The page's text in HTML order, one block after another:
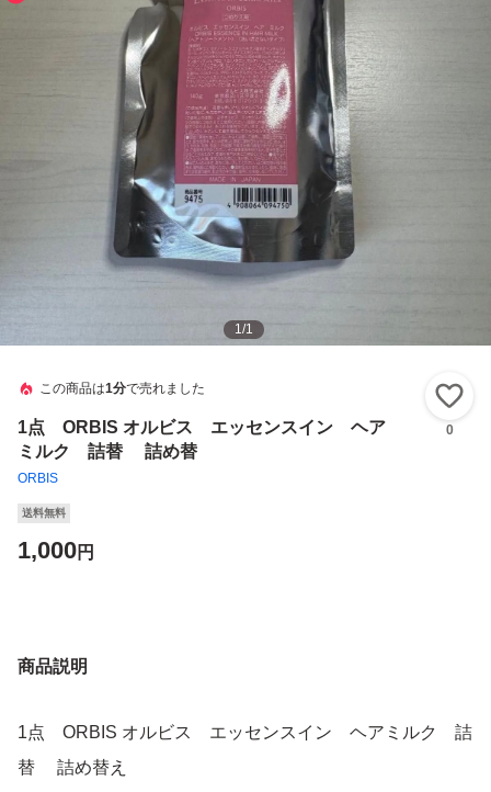
1/1
この商品は1分で売れました
1点 ORBIS オルビス エッセンスイン ヘア
ミルク 詰替 詰め替
ORBIS
0
送料無料
1,000円
商品説明
1点 ORBIS オルビス エッセンスイン ヘアミルク 詰
替 詰め替え